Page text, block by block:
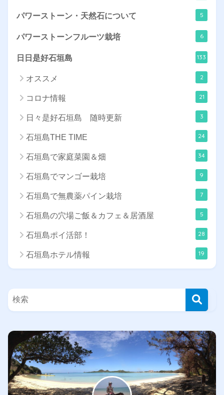
パワーストーン・天然石について 5
パワーストーンフルーツ栽培 6
日日是好石垣島 133
オススメ 2
コロナ情報 21
日々是好石垣島 随時更新 3
石垣島THE TIME 24
石垣島で家庭菜園＆畑 34
石垣島でマンゴー栽培 9
石垣島で無農薬パイン栽培 7
石垣島の穴場ご飯＆カフェ＆居酒屋 5
石垣島ポイ活部！ 28
石垣島ホテル情報 19